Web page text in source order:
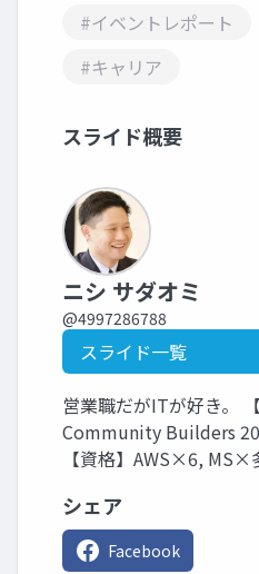
#イベントレポート
#キャリア
スライド概要
ニシ サダオミ
@4997286788
スライド一覧
営業職だがITが好き。
Community Builders
【資格】AWS×6, MS×
シェア
Facebook